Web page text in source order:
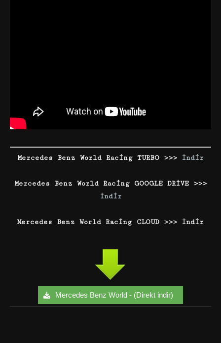
Mercedes Benz World Racing TURBO >>>İndir
Mercedes Benz World Racing GOOGLE DRİVE >>>
İndir
Mercedes Benz World Racing CLOUD >>> İndir
Mercedes Benz World - (Direkt indir)